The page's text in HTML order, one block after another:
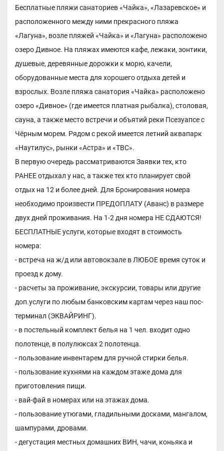
Бесплатные пляжи санаториев «Чайка», «Лазаревское» и
расположенного между ними прекрасного пляжа
«Лагуна», возле пляжей «Чайка» и «Лагуна» расположено
озеро Дивное. На пляжах имеются кафе, лежаки, зонтики,
душевые, деревянные дорожки к морю, качели,
оборудованные места для хорошего отдыха детей и
взрослых. Возле пляжа санатория «Чайка» расположено
озеро «Дивное» (где имеется платная рыбалка), столовая,
сауна, а также место встречи и объятий реки Псезуапсе с
Чёрным морем. Рядом с рекой имеется летний аквапарк
«Наутилус», рынки «Астра» и «ТВС».
В первую очередь рассматриваются Заявки тех, кто
РАНЕЕ отдыхал у нас, а также тех кто планирует свой
отдых на 12 и более дней. Для Бронирования номера
необходимо произвести ПРЕДОПЛАТУ (Аванс) в размере
двух дней проживания. На 1-2 дня номера НЕ СДАЮТСЯ!
БЕСПЛАТНЫЕ услуги, которые входят в стоимость
номера:
- встреча на ж/д или автовокзале в ЛЮБОЕ время суток и
проезд к дому.
- расчеты за проживание, экскурсии, товары или другие
доп.услуги по любым банковским картам через наш пос-
терминал (ЭКВАЙРИНГ).
- в постельный комплект белья на 1 чел. входит одно
полотенце, в полулюксах 2 полотенца.
- пользование инвентарем для ручной стирки белья.
- пользование кухнями на каждом этаже дома для
приготовления пищи.
- вай-фай в номерах или на этажах дома.
- пользование утюгами, гладильными досками, мангалом,
шампурами, дровами.
- дегустация местных домашних ВИН, чачи, коньяка и